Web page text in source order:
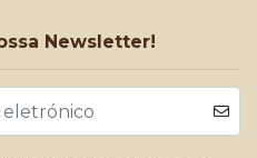
Newsletter!